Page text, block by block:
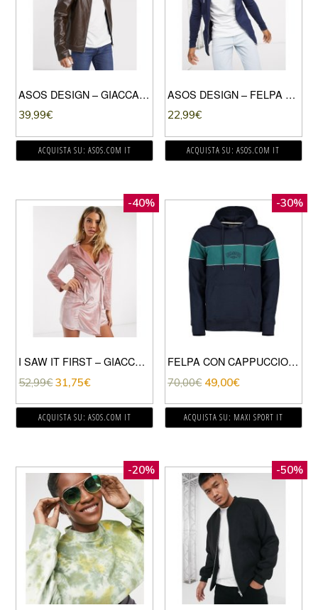
ASOS DESIGN – GIACCA BIKER IN ECOPELLE MARRONE
39,99€
ACQUISTA SU: ASOS.COM IT
ASOS DESIGN – FELPA ATTILLATA IN TESSUTO ORGANICO BLU NAVY CON CAPPUCCIO E ZIP
22,99€
ACQUISTA SU: ASOS.COM IT
-40%
I SAW IT FIRST – GIACCA ELEGANTE DOPPIOPETTO IN VELLUTO ROSA
52,99€ 31,75€
ACQUISTA SU: ASOS.COM IT
-30%
FELPA CON CAPPUCCIO EDGE
70,00€ 49,00€
ACQUISTA SU: MAXI SPORT IT
-20% -50%